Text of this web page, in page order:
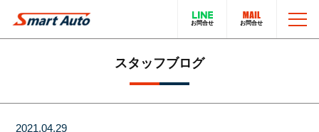
スタッフブログ
2021.04.29
スマートオートのことお問い合わせ